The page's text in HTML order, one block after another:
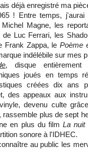
déjà enregistré ma
! Entre temps, j'aurai
Magne, les
Luc Ferrari, les
Frank Zappa, le Poème
indélébile sur mes
, disque
joués en temps
créées dix ans
des appeaux aux
devenu culte
rassemble plus de sept
en plus du filmLa nuit
sonore à l'IDHEC.
au public les